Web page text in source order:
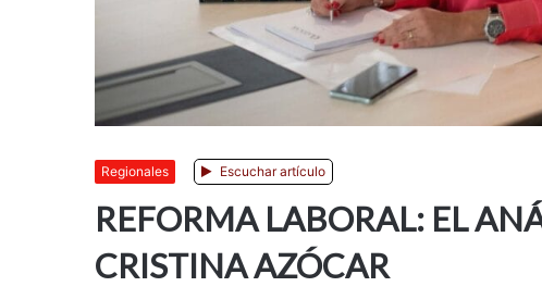
Regionales Escuchar artículo
REFORMA LABORAL: EL
CRISTINA AZÓCAR